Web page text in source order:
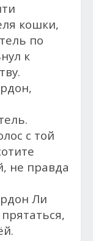
кошки,
по
к
с той
не правда
Ли